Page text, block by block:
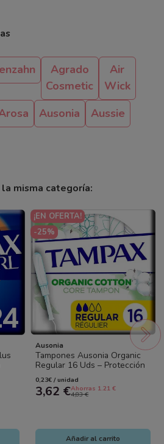
Agrado
Cosmetic
Air
Wick
Ausonia Aussie
misma categoría:
¡EN OFERTA!
-25%
Ausonia
Tampones Ausonia Organic
Regular 16 Uds – Protección
Natural y Segura
0,23€ / unidad
3,62 €Ahorras 1.21 €
4,83 €
Añadir al carrito